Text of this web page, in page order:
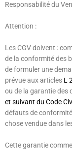
Responsabilité du
Attention :
Les CGV doivent :
de la conformité des
de formuler une
prévue aux articles L
ou de la garantie des
et suivant du Code
défauts de
chose vendue dans
Cette garantie